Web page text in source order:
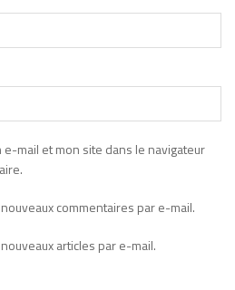
mail et mon site dans le navigateur
commentaires par e-mail.
articles par e-mail.